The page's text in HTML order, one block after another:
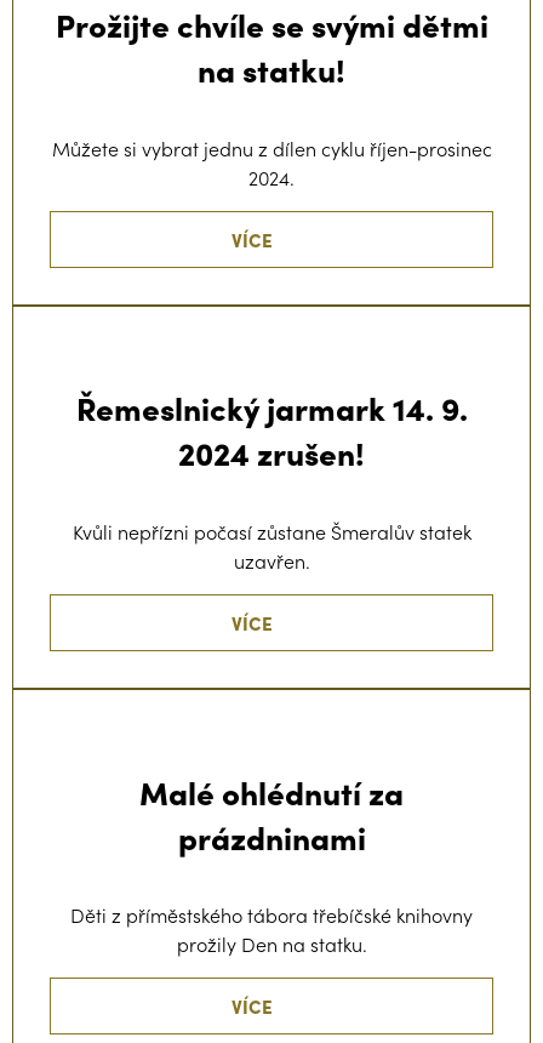
Prožijte chvíle se svými dětmi
na statku!
Můžete si vybrat jednu z dílen cyklu říjen-prosinec
2024.
VÍCE
Řemeslnický jarmark 14. 9.
2024 zrušen!
Kvůli nepřízni počasí zůstane Šmeralův statek
uzavřen.
VÍCE
Malé ohlédnutí za
prázdninami
Děti z příměstského tábora třebíčské knihovny
prožily Den na statku.
VÍCE